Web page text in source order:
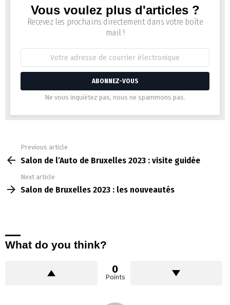
Newsletter
Vous voulez plus d'articles ?
Recevez les prochains directement dans votre boîte
mail !
courrier
Ne vous inquiétez pas, nous ne spammons pas.
more
Previous article
Salon de l’Auto de Bruxelles 2023 : visite guidée
Next article
Salon de Bruxelles 2023 : les nouveautés
What do you think?
0
Points